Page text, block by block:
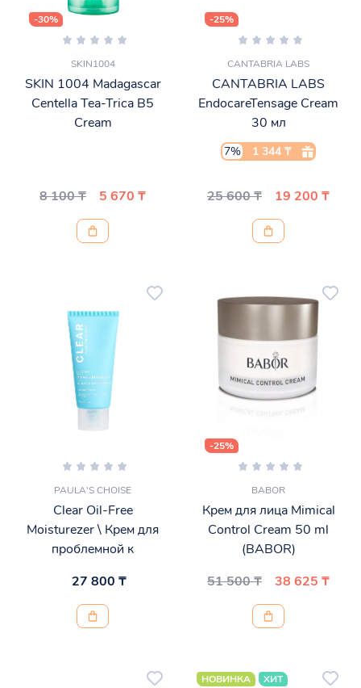
-30%
SKIN1004
SKIN 1004 Madagascar
Centella Tea-Trica B5
Cream
8 100 ₸ 5 670 ₸
-25%
CANTABRIA LABS
CANTABRIA LABS
EndocareTensage Cream
30 мл
7% 1 344 ₸
25 600 ₸ 19 200 ₸
PAULA'S CHOISE
Clear Oil-Free
Moisturezer \ Крем для
проблемной к
27 800 ₸
-25%
BABOR
Крем для лица Mimical
Control Cream 50 ml
(BABOR)
51 500 ₸
38 625 ₸
НОВИНКА ХИТ